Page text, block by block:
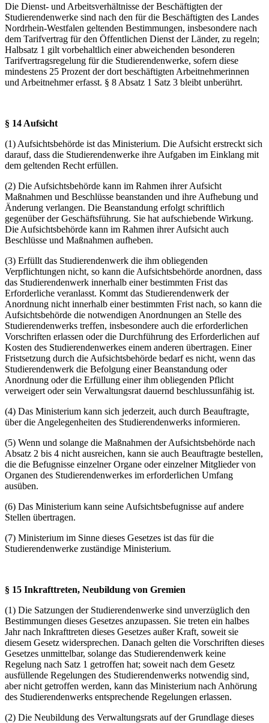
Die Dienst- und Arbeitsverhältnisse der Beschäftigten der
Studierendenwerke sind nach den für die Beschäftigten des Landes
Nordrhein-Westfalen geltenden Bestimmungen, insbesondere nach
dem Tarifvertrag für den Öffentlichen Dienst der Länder, zu regeln;
Halbsatz 1 gilt vorbehaltlich einer abweichenden besonderen
Tarifvertragsregelung für die Studierendenwerke, sofern diese
mindestens 25 Prozent der dort beschäftigten Arbeitnehmerinnen
und Arbeitnehmer erfasst. § 8 Absatz 1 Satz 3 bleibt unberührt.
§ 14 Aufsicht
(1) Aufsichtsbehörde ist das Ministerium. Die Aufsicht erstreckt sich
darauf, dass die Studierendenwerke ihre Aufgaben im Einklang mit
dem geltenden Recht erfüllen.
(2) Die Aufsichtsbehörde kann im Rahmen ihrer Aufsicht
Maßnahmen und Beschlüsse beanstanden und ihre Aufhebung und
Änderung verlangen. Die Beanstandung erfolgt schriftlich
gegenüber der Geschäftsführung. Sie hat aufschiebende Wirkung.
Die Aufsichtsbehörde kann im Rahmen ihrer Aufsicht auch
Beschlüsse und Maßnahmen aufheben.
(3) Erfüllt das Studierendenwerk die ihm obliegenden
Verpflichtungen nicht, so kann die Aufsichtsbehörde anordnen, dass
das Studierendenwerk innerhalb einer bestimmten Frist das
Erforderliche veranlasst. Kommt das Studierendenwerk der
Anordnung nicht innerhalb einer bestimmten Frist nach, so kann die
Aufsichtsbehörde die notwendigen Anordnungen an Stelle des
Studierendenwerks treffen, insbesondere auch die erforderlichen
Vorschriften erlassen oder die Durchführung des Erforderlichen auf
Kosten des Studierendenwerkes einem anderen übertragen. Einer
Fristsetzung durch die Aufsichtsbehörde bedarf es nicht, wenn das
Studierendenwerk die Befolgung einer Beanstandung oder
Anordnung oder die Erfüllung einer ihm obliegenden Pflicht
verweigert oder sein Verwaltungsrat dauernd beschlussunfähig ist.
(4) Das Ministerium kann sich jederzeit, auch durch Beauftragte,
über die Angelegenheiten des Studierendenwerks informieren.
(5) Wenn und solange die Maßnahmen der Aufsichtsbehörde nach
Absatz 2 bis 4 nicht ausreichen, kann sie auch Beauftragte bestellen,
die die Befugnisse einzelner Organe oder einzelner Mitglieder von
Organen des Studierendenwerkes im erforderlichen Umfang
ausüben.
(6) Das Ministerium kann seine Aufsichtsbefugnisse auf andere
Stellen übertragen.
(7) Ministerium im Sinne dieses Gesetzes ist das für die
Studierendenwerke zuständige Ministerium.
§ 15 Inkrafttreten, Neubildung von Gremien
(1) Die Satzungen der Studierendenwerke sind unverzüglich den
Bestimmungen dieses Gesetzes anzupassen. Sie treten ein halbes
Jahr nach Inkrafttreten dieses Gesetzes außer Kraft, soweit sie
diesem Gesetz widersprechen. Danach gelten die Vorschriften dieses
Gesetzes unmittelbar, solange das Studierendenwerk keine
Regelung nach Satz 1 getroffen hat; soweit nach dem Gesetz
ausfüllende Regelungen des Studierendenwerks notwendig sind,
aber nicht getroffen werden, kann das Ministerium nach Anhörung
des Studierendenwerks entsprechende Regelungen erlassen.
(2) Die Neubildung des Verwaltungsrats auf der Grundlage dieses